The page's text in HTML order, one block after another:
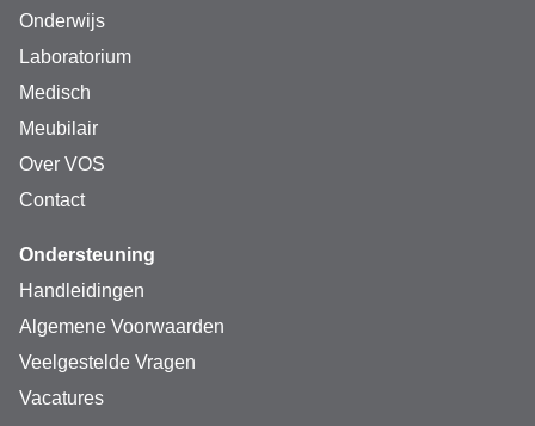
Onderwijs
Laboratorium
Medisch
Meubilair
Over VOS
Contact
Ondersteuning
Handleidingen
Algemene Voorwaarden
Veelgestelde Vragen
Vacatures